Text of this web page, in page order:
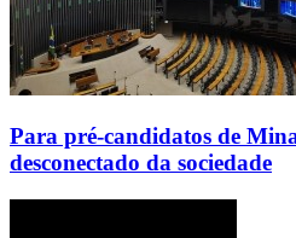
Para pré-candidatos de
desconectado da sociedade